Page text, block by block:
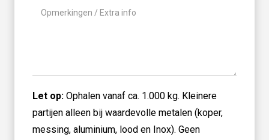
Geen
Let op: Ophalen vanaf ca. 1.000 kg. Kleinere
partijen alleen bij waardevolle metalen (koper,
messing, aluminium, lood en Inox). Geen